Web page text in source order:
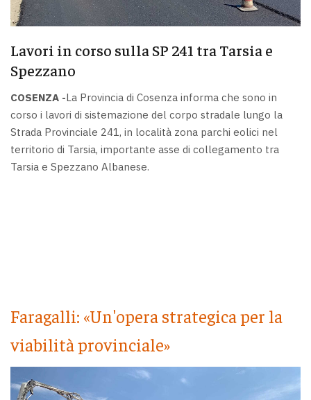
Lavori in corso sulla SP 241 tra Tarsia e
Spezzano
COSENZA -La Provincia di Cosenza informa che sono in
corso i lavori di sistemazione del corpo stradale lungo la
Strada Provinciale 241, in località zona parchi eolici nel
territorio di Tarsia, importante asse di collegamento tra
Tarsia e Spezzano Albanese.
Faragalli: «Un'opera strategica per la
viabilità provinciale»